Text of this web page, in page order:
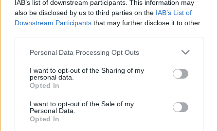
IAB’s list of downstream participants. This information may
also be disclosed by us to third parties on the IAB’s List of
Downstream Participants that may further disclose it to other
Personal Data Processing Opt Outs
I want to opt-out of the Sharing of my
personal data.
Opted In
I want to opt-out of the Sale of my
Personal Data.
Opted In